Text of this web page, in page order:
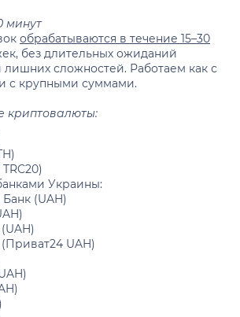
минут
обрабатываются в течение 15–30
без длительных ожиданий
сложностей. Работаем как с
с крупными суммами.
Украины:
(UAH)
UAH)